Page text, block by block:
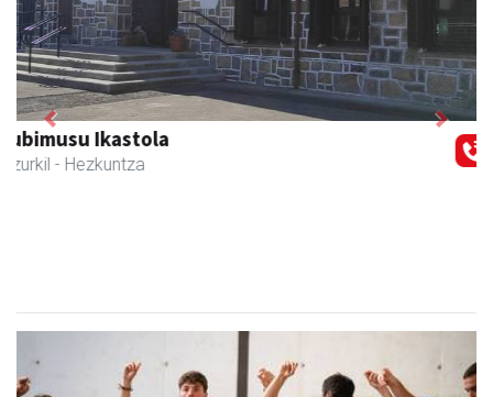
Previous Next